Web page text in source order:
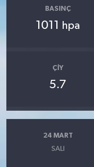
BASINÇ
1011 hpa
ÇIY
5.7
24 MART
SALI